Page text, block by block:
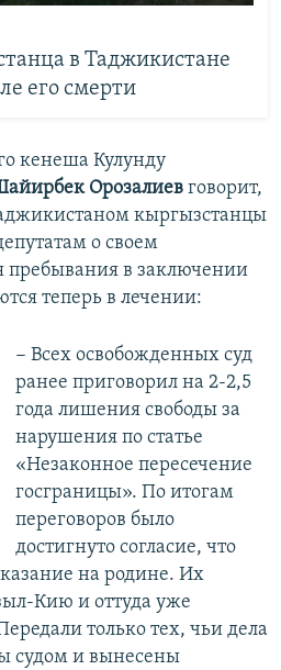
в Таджикистане
его смерти
кенеша Кулунду
Орозалиев говорит,
кыргызстанцы
о своем
пребывания в заключении
теперь в лечении:
− Всех освобожденных суд
ранее приговорил на 2-2,5
года лишения свободы за
нарушения по статье
«Незаконное пересечение
госграницы». По итогам
переговоров было
достигнуто согласие, что
на родине. Их
Кию и оттуда уже
только тех, чьи дела
судом и вынесены